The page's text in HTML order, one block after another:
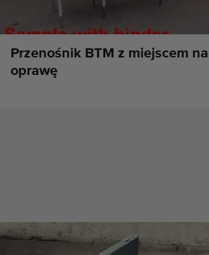
Przenośnik BTM z miejscem na
oprawę